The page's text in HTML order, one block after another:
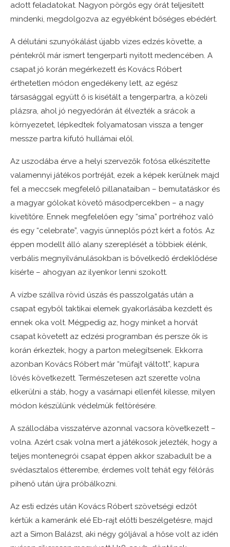
adott feladatokat. Nagyon pörgős egy órát teljesített
mindenki, megdolgozva az egyébként bőséges ebédért.
A délutáni szunyókálást újabb vizes edzés követte, a
péntekről már ismert tengerparti nyitott medencében. A
csapat jó korán megérkezett és Kovács Róbert
érthetetlen módon engedékeny lett, az egész
társasággal együtt ő is kisétált a tengerpartra, a közeli
plázsra, ahol jó negyedórán át élvezték a srácok a
környezetet, lépkedtek folyamatosan vissza a tenger
messze partra kifutó hullámai elől.
Az uszodába érve a helyi szervezők fotósa elkészítette
valamennyi játékos portréját, ezek a képek kerülnek majd
fel a meccsek megfelelő pillanataiban – bemutatáskor és
a magyar gólokat követő másodpercekben – a nagy
kivetítőre. Ennek megfelelően egy “sima” portréhoz való
és egy “celebrate”, vagyis ünneplős pózt kért a fotós. Az
éppen modellt álló alany szereplését a többiek élénk,
verbális megnyilvánulásokban is bővelkedő érdeklődése
kísérte – ahogyan az ilyenkor lenni szokott.
A vízbe szállva rövid úszás és passzolgatás után a
csapat egyből taktikai elemek gyakorlásába kezdett és
ennek oka volt. Mégpedig az, hogy minket a horvát
csapat követett az edzési programban és persze ők is
korán érkeztek, hogy a parton melegítsenek. Ekkorra
azonban Kovács Róbert már “műfajt váltott”, kapura
lövés következett. Természetesen azt szerette volna
elkerülni a stáb, hogy a vasárnapi ellenfél kilesse, milyen
módon készülünk védelmük feltörésére.
A szállodába visszatérve azonnal vacsora következett –
volna. Azért csak volna mert a játékosok jelezték, hogy a
teljes montenegrói csapat éppen akkor szabadult be a
svédasztalos étterembe, érdemes volt tehát egy félórás
pihenő után újra próbálkozni.
Az esti edzés után Kovács Róbert szövetségi edzőt
kértük a kameránk elé Eb-rajt előtti beszélgetésre, majd
azt a Simon Balázst, aki négy góljával a hőse volt az idén